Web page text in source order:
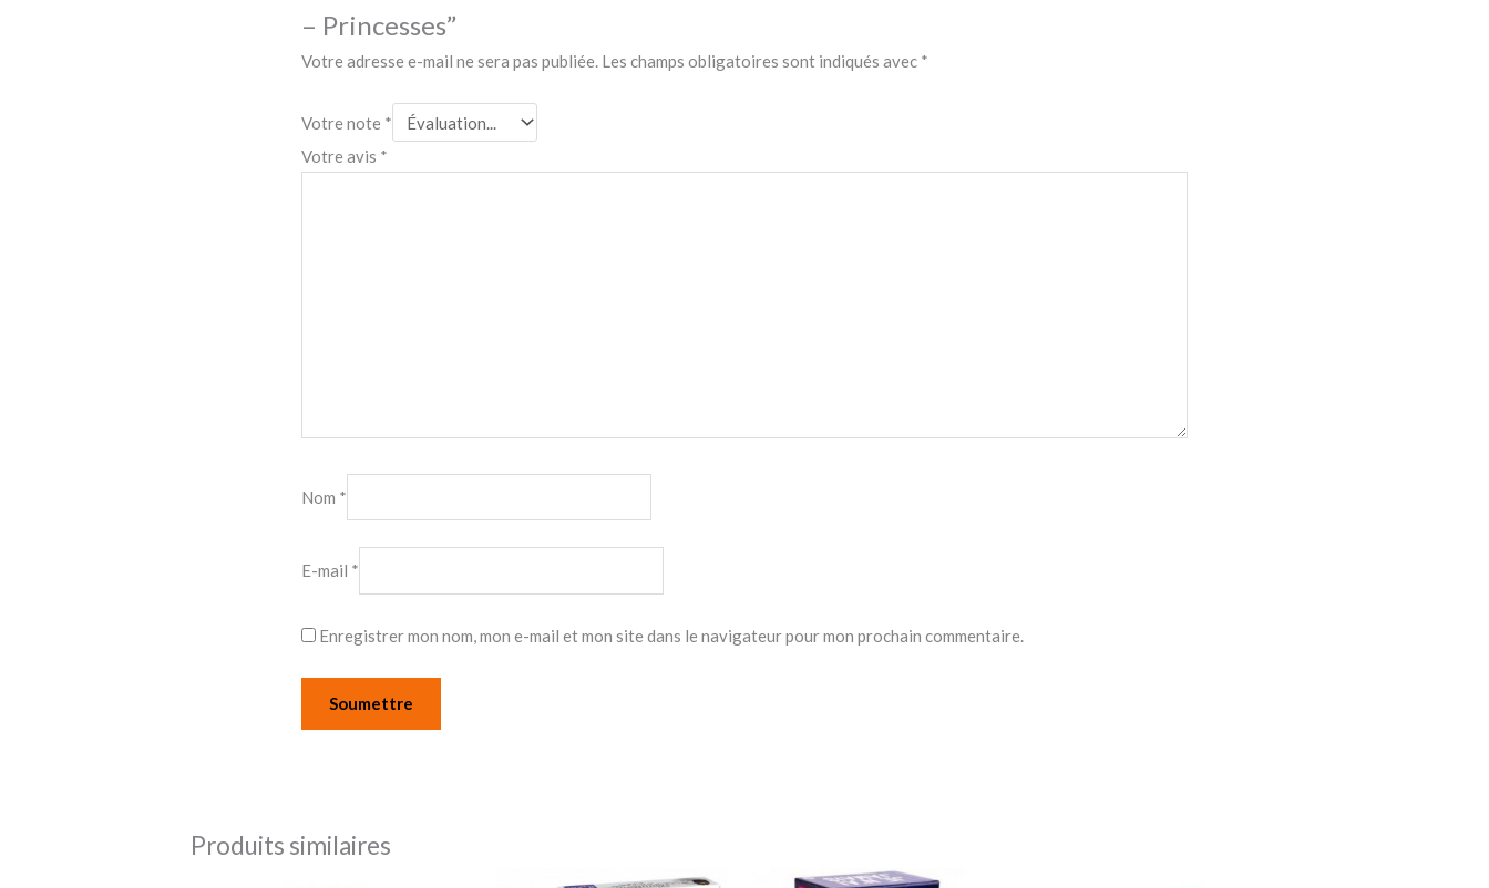
– Princesses”
Votre adresse e-mail ne sera pas publiée. Les champs obligatoires sont indiqués avec *
Votre note *
Votre avis *
Nom *
E-mail *
Enregistrer mon nom, mon e-mail et mon site dans le navigateur pour mon prochain commentaire.
Produits similaires